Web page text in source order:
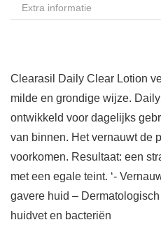
Extra informatie
Clearasil Daily Clear Lotion
milde en grondige wijze.
ontwikkeld voor dagelijks
van binnen. Het vernauwt de
voorkomen. Resultaat: een
met een egale teint. ‘-
gavere huid –
huidvet en bacteriën